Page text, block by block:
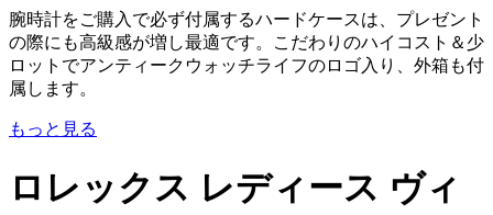
腕時計をご購入で必ず付属するハードケースは、プレゼント
の際にも高級感が増し最適です。こだわりのハイコスト＆少
ロットでアンティークウォッチライフのロゴ入り、外箱も付
属します。
もっと見る
ロレックス レディース ヴィ